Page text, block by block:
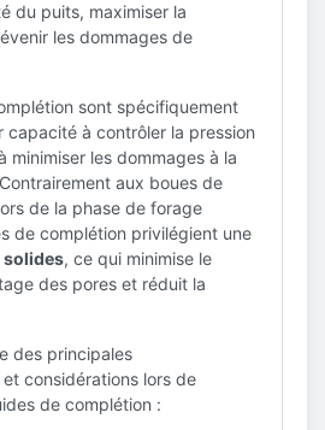
du puits, maximiser la
les dommages de
sont spécifiquement
capacité à contrôler la pression
minimiser les dommages à la
aux boues de
de la phase de forage
de complétion privilégient une
solides, ce qui minimise le
des pores et réduit la
des principales
considérations lors de
de complétion :